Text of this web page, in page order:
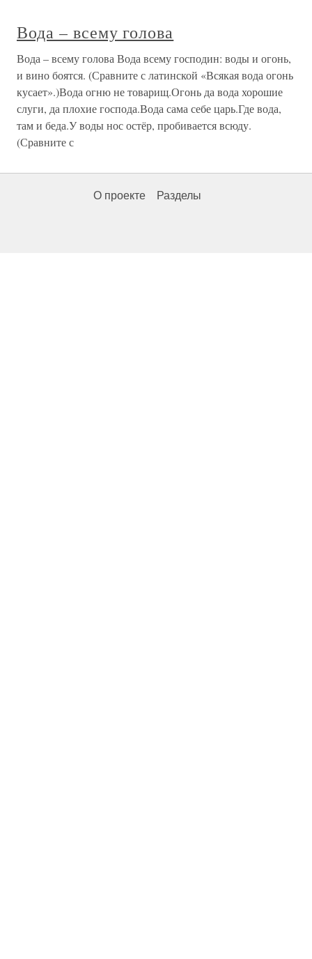
Вода – всему голова
Вода – всему голова Вода всему господин: воды и огонь,
и вино боятся. (Сравните с латинской «Всякая вода огонь
кусает».)Вода огню не товарищ.Огонь да вода хорошие
слуги, да плохие господа.Вода сама себе царь.Где вода,
там и беда.У воды нос остёр, пробивается всюду.
(Сравните с
О проекте Разделы